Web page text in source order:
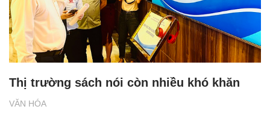
VĂN HÓA
Thị trường sách nói còn nhiều khó khăn